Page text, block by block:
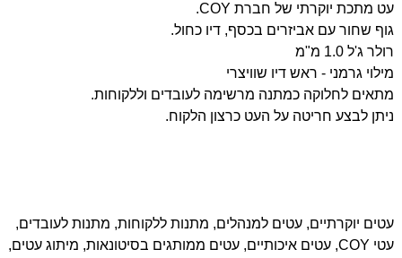
עט מתכת יוקרתי של חברת COY.
גוף שחור עם אביזרים בכסף, דיו כחול.
רולר ג'ל 1.0 מ"מ
מילוי גרמני - ראש דיו שוויצרי
מתאים לחלוקה כמתנה מרשימה לעובדים וללקוחות.
ניתן לבצע חריטה על העט כרצון הלקוח.
עטים יוקרתיים, עטים למנהלים, מתנות ללקוחות, מתנות לעובדים,
עטי COY, עטים איכותיים, עטים ממותגים בסיטונאות, מיתוג עטים,